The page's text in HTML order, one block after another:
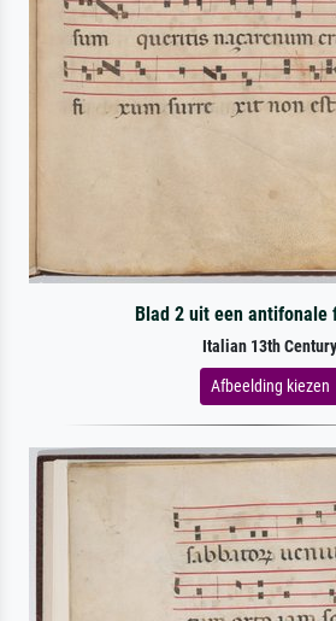
Blad 2 uit een antifonale
Italian 13th Century
Afbeelding kiezen